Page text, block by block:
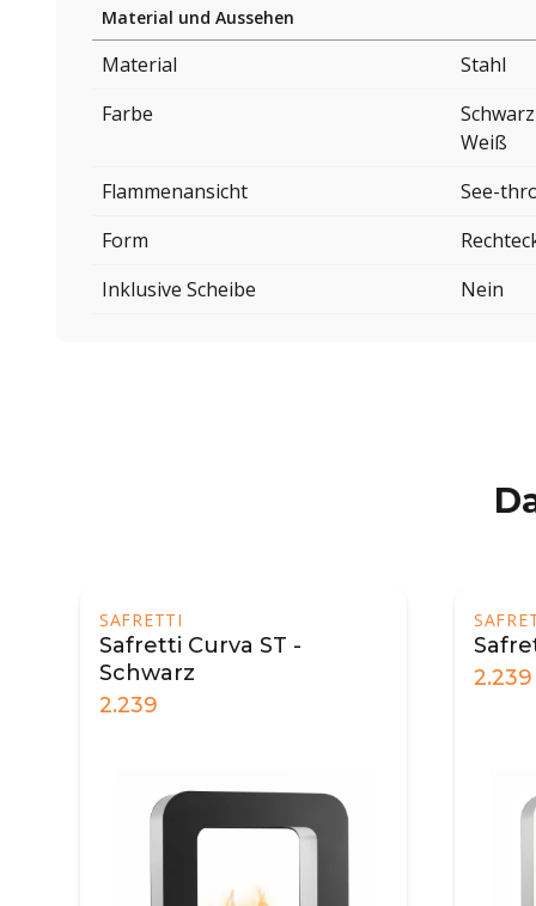
Material und Aussehen
Material
Stahl
Farbe
Schwarz
Weiß
Flammenansicht
See-
Form
Inklusive Scheibe
Nein
SAFRETTI
Safretti Curva ST -
Schwarz
2.239
SAFRETTI
Safretti
2.239